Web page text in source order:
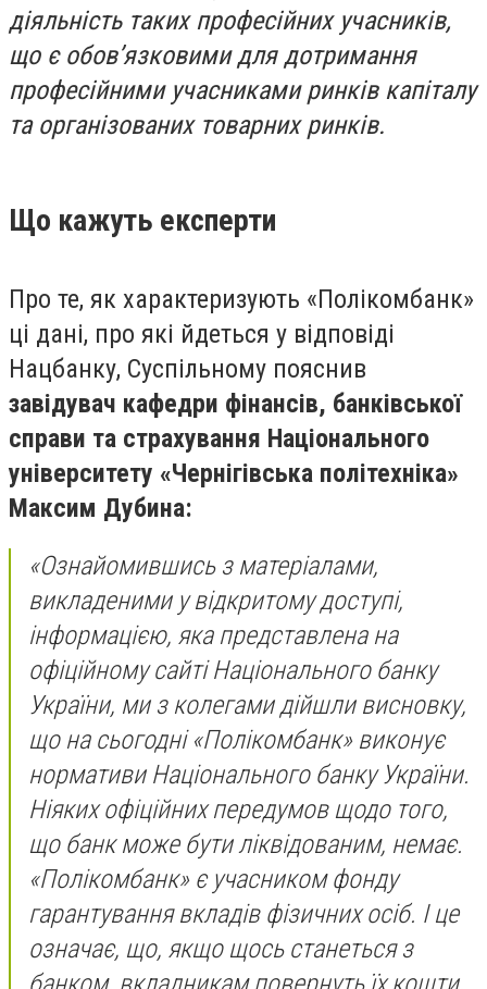
діяльність таких професійних учасників,
що є обов’язковими для дотримання
професійними учасниками ринків капіталу
та організованих товарних ринків.
Що кажуть експерти
Про те, як характеризують «Полікомбанк»
ці дані, про які йдеться у відповіді
Нацбанку, Суспільному пояснив
завідувач кафедри фінансів, банківської
справи та страхування Національного
університету «Чернігівська політехніка»
Максим Дубина:
«Ознайомившись з матеріалами,
викладеними у відкритому доступі,
інформацією, яка представлена на
офіційному сайті Національного банку
України, ми з колегами дійшли висновку,
що на сьогодні «Полікомбанк» виконує
нормативи Національного банку України.
Ніяких офіційних передумов щодо того,
що банк може бути ліквідованим, немає.
«Полікомбанк» є учасником фонду
гарантування вкладів фізичних осіб. І це
означає, що, якщо щось станеться з